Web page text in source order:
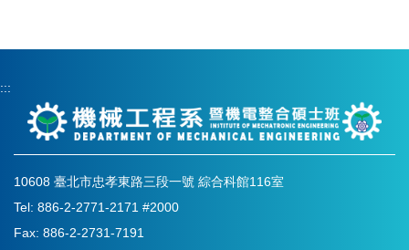
:::
10608 臺北市忠孝東路三段一號 綜合科館116室
Tel: 886-2-2771-2171 #2000
Fax: 886-2-2731-7191